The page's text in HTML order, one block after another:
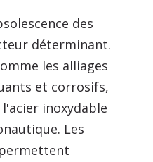
des
déterminant.
les alliages
et corrosifs,
inoxydable
Les